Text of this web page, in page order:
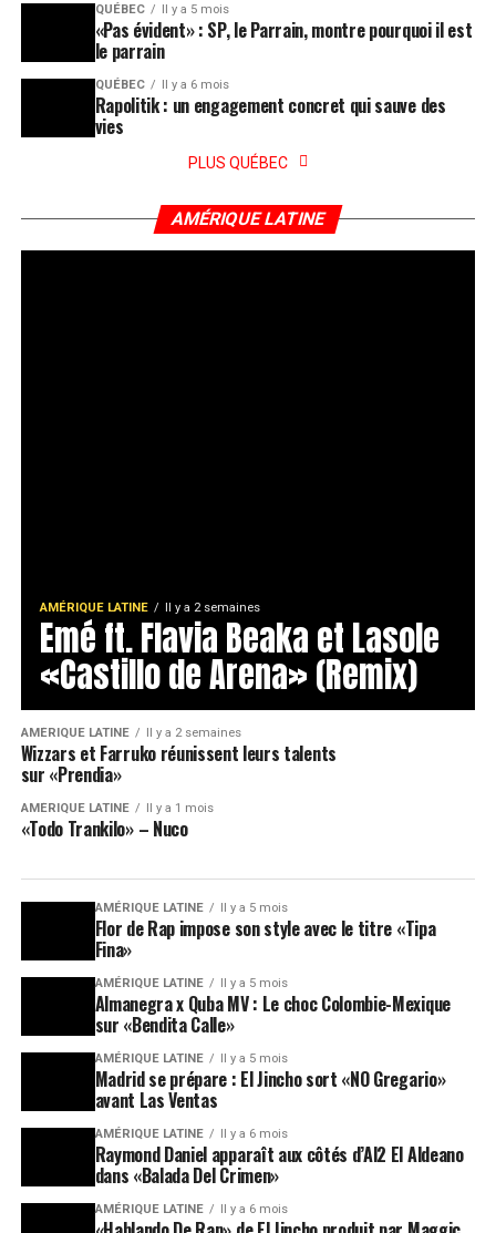
QUÉBEC Il y a 5 mois
«Pas évident» : SP, le Parrain, montre pourquoi il est
le parrain
QUÉBEC Il y a 6 mois
Rapolitik : un engagement concret qui sauve des
vies
PLUS QUÉBEC
AMÉRIQUE LATINE
AMÉRIQUE LATINE Il y a 2 semaines
Emé ft. Flavia Beaka et Lasole
«Castillo de Arena» (Remix)
AMÉRIQUE LATINE Il y a 2 semaines
Wizzars et Farruko réunissent leurs talents
sur «Prendia»
AMÉRIQUE LATINE Il y a 1 mois
«Todo Trankilo» – Nuco
AMÉRIQUE LATINE Il y a 5 mois
Flor de Rap impose son style avec le titre «Tipa
Fina»
AMÉRIQUE LATINE Il y a 5 mois
Almanegra x Quba MV : Le choc Colombie-Mexique
sur «Bendita Calle»
AMÉRIQUE LATINE Il y a 5 mois
Madrid se prépare : El Jincho sort «NO Gregario»
avant Las Ventas
AMÉRIQUE LATINE Il y a 6 mois
Raymond Daniel apparaît aux côtés d’Al2 El Aldeano
dans «Balada Del Crimen»
AMÉRIQUE LATINE Il y a 6 mois